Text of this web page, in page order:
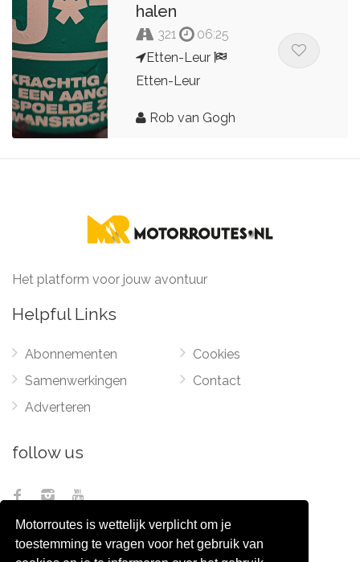
Motorroutes is wettelijk verplicht om je
toestemming te vragen voor het gebruik van
halen
321
06:25
Etten-Leur
Etten-Leur
Rob van Gogh
Het platform voor jouw avontuur
Helpful Links
Abonnementen
Samenwerkingen
Adverteren
Cookies
Contact
follow us